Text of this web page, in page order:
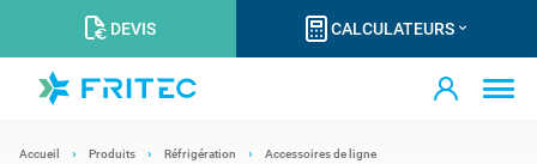
DEVIS CALCULATEURS
Accueil Produits Réfrigération Accessoires de ligne